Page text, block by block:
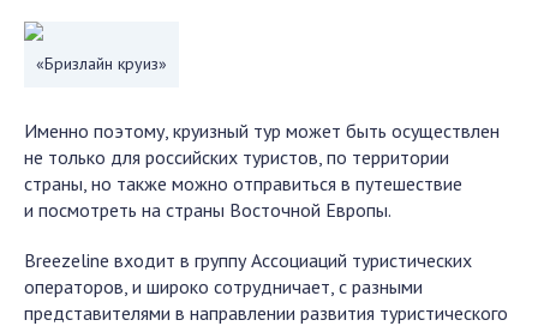
«Бризлайн круиз»
Именно поэтому, круизный тур может быть осуществлен
не только для российских туристов, по территории
страны, но также можно отправиться в путешествие
и посмотреть на страны Восточной Европы.
Breezeline входит в группу Ассоциаций туристических
операторов, и широко сотрудничает, с разными
представителями в направлении развития туристического